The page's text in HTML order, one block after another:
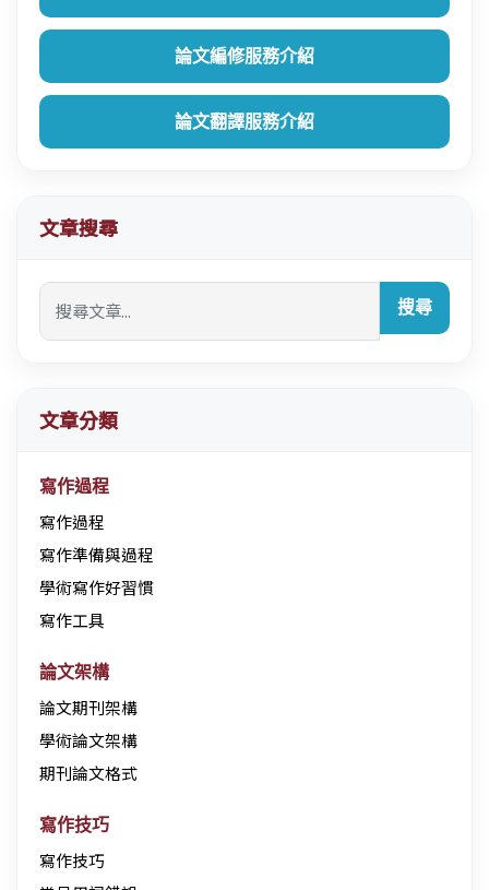
論文編修服務介紹
論文翻譯服務介紹
文章搜尋
搜尋
文章分類
寫作過程
寫作過程
寫作準備與過程
學術寫作好習慣
寫作工具
論文架構
論文期刊架構
學術論文架構
期刊論文格式
寫作技巧
寫作技巧